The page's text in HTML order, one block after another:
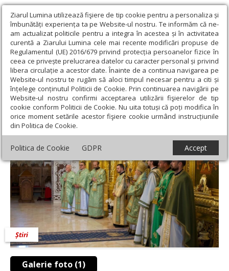
Ziarul Lumina utilizează fişiere de tip cookie pentru a personaliza și
îmbunătăți experiența ta pe Website-ul nostru. Te informăm că ne-
am actualizat politicile pentru a integra în acestea și în activitatea
curentă a Ziarului Lumina cele mai recente modificări propuse de
Regulamentul (UE) 2016/679 privind protecția persoanelor fizice în
ceea ce privește prelucrarea datelor cu caracter personal și privind
libera circulație a acestor date. Înainte de a continua navigarea pe
Website-ul nostru te rugăm să aloci timpul necesar pentru a citi și
înțelege conținutul Politicii de Cookie. Prin continuarea navigării pe
Website-ul nostru confirmi acceptarea utilizării fişierelor de tip
cookie conform Politicii de Cookie. Nu uita totuși că poți modifica în
orice moment setările acestor fişiere cookie urmând instrucțiunile
din Politica de Cookie.
Politica de Cookie GDPR Accept
Ziarul Lumina › Actualitate religioasă › Știri › Duminica a 6-a a
Postului Mare la Arad
Duminica a 6-a a Postului Mare la Arad
Galerie foto (1)
Știri